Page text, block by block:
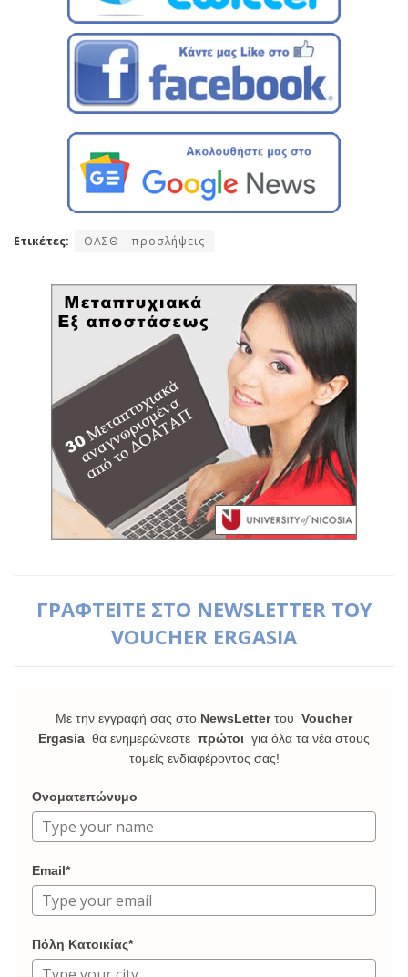
Ετικέτες: ΟΑΣΘ - προσλήψεις
ΓΡΑΦΤΕΙΤΕ ΣΤΟ NEWSLETTER ΤΟΥ
VOUCHER ERGASIA
Με την εγγραφή σας στο NewsLetterτου Voucher
Ergasia θα ενημερώνεστε πρώτοι για όλα τα νέα στους
τομείς ενδιαφέροντος σας!
Ονοματεπώνυμο
Email*
Πόλη Κατοικίας*